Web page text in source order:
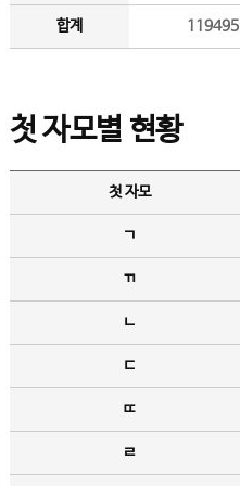
합계
첫 자모별 현황
첫 자모
ㄱ
ㄲ
ㄴ
ㄷ
ㄸ
ㄹ